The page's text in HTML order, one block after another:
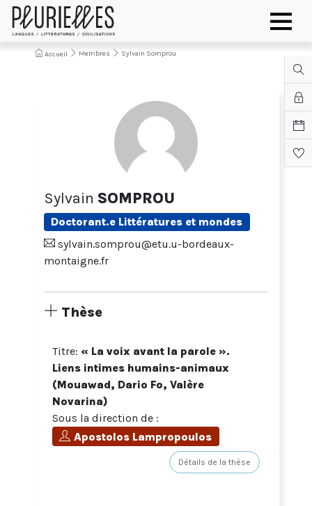
Accueil Membres Sylvain Somprou
Sylvain SOMPROU
Doctorant.e Littératures et mondes
sylvain.somprou@etu.u-bordeaux-
montaigne.fr
Thèse
Titre: « La voix avant la parole ».
Liens intimes humains-animaux
(Mouawad, Dario Fo, Valère
Novarina)
Sous la direction de :
Apostolos Lampropoulos
Détails de la thèse